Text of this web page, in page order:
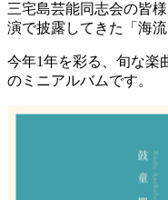
三宅島芸能同志会の皆
演で披露してきた「海
今年1年を彩る、旬な楽
のミニアルバムです。